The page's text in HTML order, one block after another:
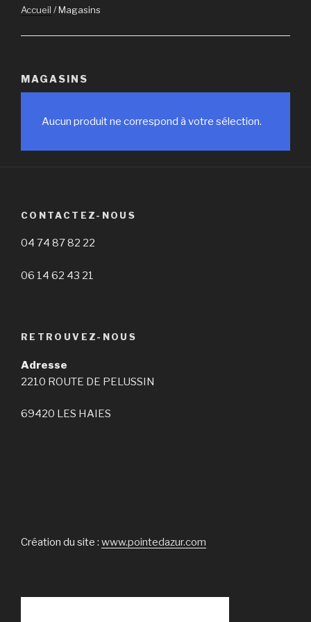
Accueil / Magasins
MAGASINS
Aucun produit ne correspond à votre sélection.
CONTACTEZ-NOUS
04 74 87 82 22
06 14 62 43 21
RETROUVEZ-NOUS
Adresse
2210 ROUTE DE PELUSSIN
69420 LES HAIES
Création du site : www.pointedazur.com